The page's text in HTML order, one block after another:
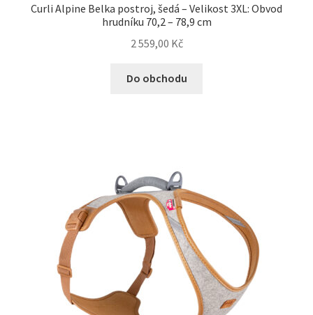
Brit pro psy
Hračky pro psy
Konzervy a kapsičky pro psy
N&D Farmina pro psy — Italské holistic krmivo
Curli Alpine Belka postroj, šedá – Velikost 3XL: Obvod
hrudníku 70,2 – 78,9 cm
2 559,00 Kč
Do obchodu